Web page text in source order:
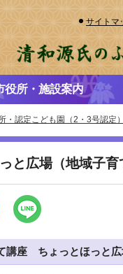
サイトマ
役所・施設案内
・認定こども園（2・3号認定
と広場（地域子育
講座 ちょっとほっと